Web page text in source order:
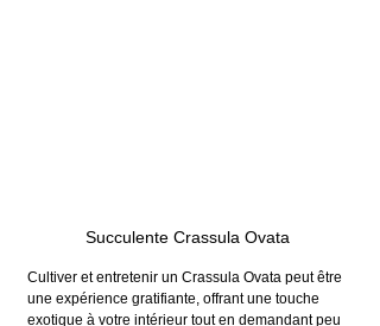
Succulente Crassula Ovata
Cultiver et entretenir un Crassula Ovata peut être
une expérience gratifiante, offrant une touche
exotique à votre intérieur tout en demandant peu